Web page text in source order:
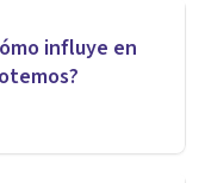
influye en